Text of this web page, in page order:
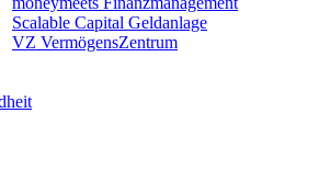
Scalable Capital Geldanlage
VZ VermögensZentrum